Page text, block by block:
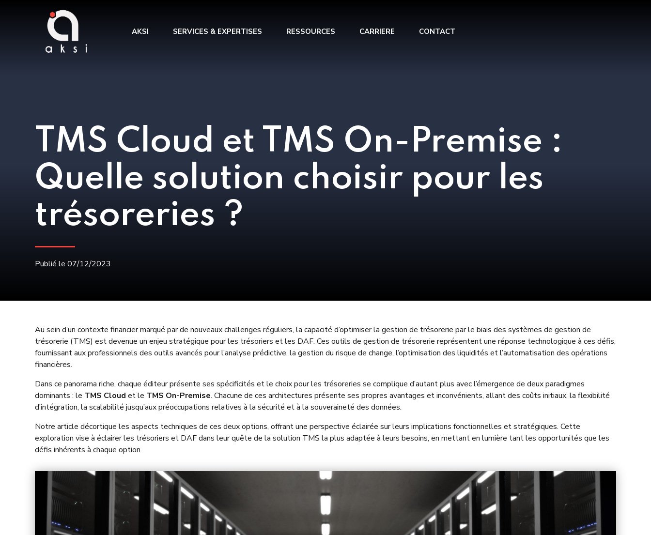
AKSI SERVICES & EXPERTISES
Gestion de projet
AMOA
RESSOURCES CARRIERE CONTACT
TMS Cloud et TMS On-Premise :
Quelle solution choisir pour les
trésoreries ?
Publié le 07/12/2023
Au sein d’un contexte financier marqué par de nouveaux challenges réguliers, la capacité d’optimiser la gestion de trésorerie par le biais des systèmes de gestion de
trésorerie (TMS) est devenue un enjeu stratégique pour les trésoriers et les DAF. Ces outils de gestion de trésorerie représentent une réponse technologique à ces défis,
fournissant aux professionnels des outils avancés pour l’analyse prédictive, la gestion du risque de change, l’optimisation des liquidités et l’automatisation des opérations
financières.
Dans ce panorama riche, chaque éditeur présente ses spécificités et le choix pour les trésoreries se complique d’autant plus avec l’émergence de deux paradigmes
dominants : le TMS Cloud et le TMS On-Premise. Chacune de ces architectures présente ses propres avantages et inconvénients, allant des coûts initiaux, la flexibilité
d’intégration, la scalabilité jusqu’aux préoccupations relatives à la sécurité et à la souveraineté des données.
Notre article décortique les aspects techniques de ces deux options, offrant une perspective éclairée sur leurs implications fonctionnelles et stratégiques. Cette
exploration vise à éclairer les trésoriers et DAF dans leur quête de la solution TMS la plus adaptée à leurs besoins, en mettant en lumière tant les opportunités que les
défis inhérents à chaque option